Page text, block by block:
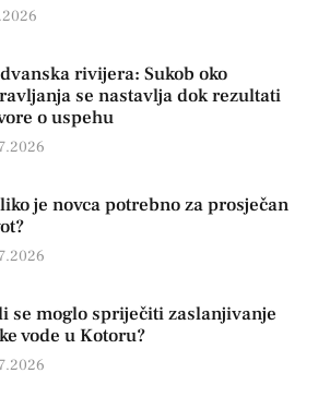
rivijera: Sukob oko
se nastavlja dok rezultati
o uspehu
je novca potrebno za prosječan
se moglo spriječiti zaslanjivanje
vode u Kotoru?